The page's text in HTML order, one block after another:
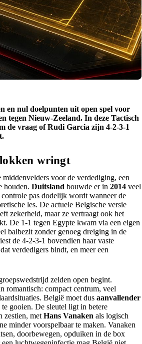
en nul doelpunten uit open spel voor
tegen Nieuw-Zeeland. In deze Tactisch
de vraag of Rudi Garcia zijn 4-2-3-1
wringt
voor de verdediging, een
houden. Duitsland bouwde er in 2014 veel
controle pas dodelijk wordt wanneer de
les. De actuele Belgische versie
zekerheid, maar ze vertraagt ook het
De 1-1 tegen Egypte kwam via een eigen
balbezit zonder genoeg dreiging in de
de 4-2-3-1 bovendien haar vaste
verdedigers bindt, en meer een
zelden open begint.
romantisch: compact centrum, veel
België moet dus aanvallender
gooien. De sleutel ligt in betere
zestien, met Hans Vanaken als logisch
minder voorspelbaar te maken. Vanaken
doorbewegen, opduiken in de box